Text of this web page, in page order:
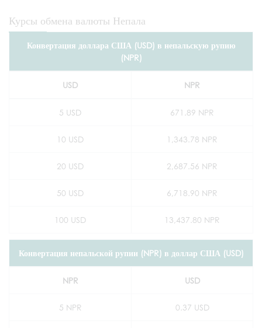
Курсы обмена валюты Непала
Конвертация доллара США (USD) в непальскую рупию
(NPR)
USD NPR
5 USD 671.89 NPR
10 USD 1,343.78 NPR
20 USD 2,687.56 NPR
50 USD 6,718.90 NPR
100 USD 13,437.80 NPR
Конвертация непальской рупии (NPR) в доллар США (USD)
NPR USD
5 NPR 0.37 USD